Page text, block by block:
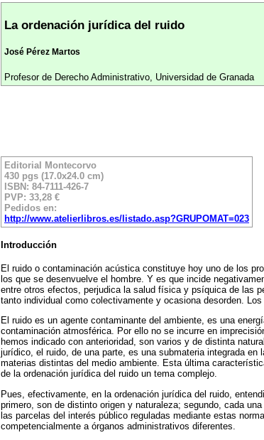
La ordenación jurídica del ruido
José Pérez Martos
Profesor de Derecho Administrativo, Universidad de Granada
Editorial Montecorvo
430 pgs (17.0x24.0 cm)
ISBN: 84-7111-426-7
PVP: 33,28 €
Pedidos en:
http://www.atelierlibros.es/listado.asp?GRUPOMAT=023
Introducción
El ruido o contaminación acústica constituye hoy uno de los
los que se desenvuelve el hombre. Y es que incide
entre otros efectos, perjudica la salud física y psíquica de las
tanto individual como colectivamente y ocasiona desorden.
El ruido es un agente contaminante del ambiente, es una
contaminación atmosférica. Por ello no se incurre en
hemos indicado con anterioridad, son varios y de distinta
jurídico, el ruido, de una parte, es una submateria integrada
materias distintas del medio ambiente. Esta última
de la ordenación jurídica del ruido un tema complejo.
Pues, efectivamente, en la ordenación jurídica del ruido,
primero, son de distinto origen y naturaleza; segundo, cada
las parcelas del interés público reguladas mediante estas
competencialmente a órganos administrativos diferentes.